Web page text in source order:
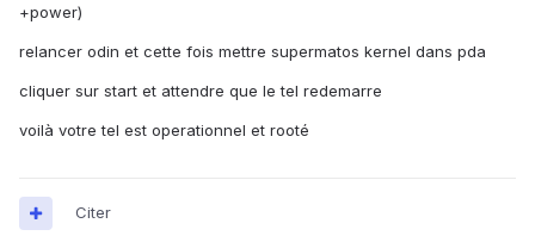
+power)
relancer odin et cette fois mettre supermatos kernel dans pda
cliquer sur start et attendre que le tel redemarre
voilà votre tel est operationnel et rooté
Citer